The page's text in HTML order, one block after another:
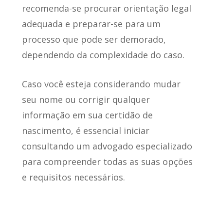
recomenda-se procurar orientação legal
adequada e preparar-se para um
processo que pode ser demorado,
dependendo da complexidade do caso.
Caso você esteja considerando mudar
seu nome ou corrigir qualquer
informação em sua certidão de
nascimento, é essencial iniciar
consultando um advogado especializado
para compreender todas as suas opções
e requisitos necessários.